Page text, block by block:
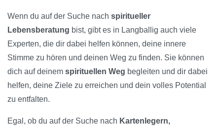
Wenn du auf der Suche nach spiritueller
Lebensberatung bist, gibt es in Langballig auch viele
Experten, die dir dabei helfen können, deine innere
Stimme zu hören und deinen Weg zu finden. Sie können
dich auf deinem spirituellen Weg begleiten und dir dabei
helfen, deine Ziele zu erreichen und dein volles Potential
zu entfalten.
Egal, ob du auf der Suche nach Kartenlegern,